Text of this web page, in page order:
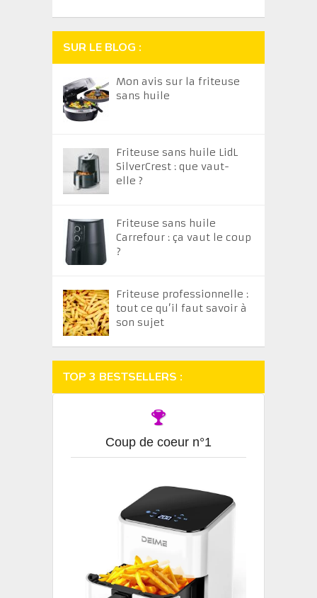
SUR LE BLOG :
Mon avis sur la friteuse
sans huile
Friteuse sans huile LidL
SilverCrest : que vaut-
elle ?
Friteuse sans huile
Carrefour : ça vaut le coup
?
Friteuse professionnelle :
tout ce qu’il faut savoir à
son sujet
TOP 3 BESTSELLERS :
Coup de coeur n°1